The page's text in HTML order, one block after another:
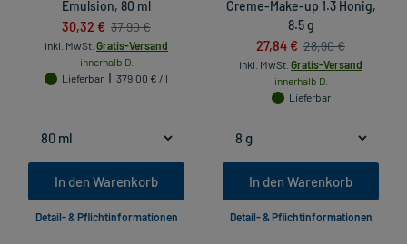
Emulsion, 80 ml
30,32 € 37,90 €
inkl. MwSt. Gratis-Versand
innerhalb D.
Lieferbar
379,00 € / l
In den Warenkorb
Detail- & Pflichtinformationen
Creme-Make-up 1.3 Honig,
8.5 g
27,84 € 28,90 €
inkl. MwSt. Gratis-Versand
innerhalb D.
Lieferbar
In den Warenkorb
Detail- & Pflichtinformationen